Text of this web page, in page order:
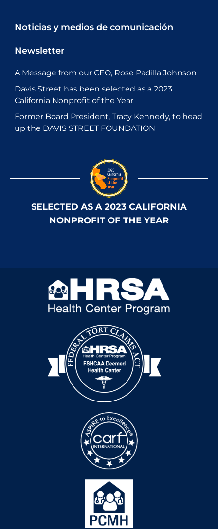
Noticias y medios de comunicación
Newsletter
A Message from our CEO, Rose Padilla Johnson
Davis Street has been selected as a 2023
California Nonprofit of the Year
Former Board President, Tracy Kennedy, to head
up the DAVIS STREET FOUNDATION
SELECTED AS A 2023 CALIFORNIA
NONPROFIT OF THE YEAR